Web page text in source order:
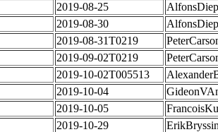
2019-08-25
2019-08-30
2019-08-31T0219
2019-09-02T0219
2019-10-02T005513
2019-10-04
2019-10-05
2019-10-29